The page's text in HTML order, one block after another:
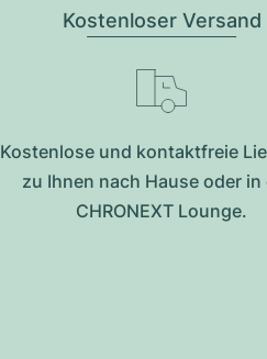
Kostenloser Versand
Kostenlose und kontaktfreie
zu Ihnen nach Hause oder in
CHRONEXT Lounge.